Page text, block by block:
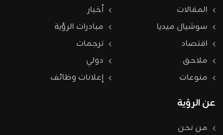
المقالات
أخبار
سوشيال ميديا
مبادرات الرؤية
اقتصاد
ترجمات
ملاحق
دولي
منوعات
إعلانات وظائف
عن الرؤية
من نحن